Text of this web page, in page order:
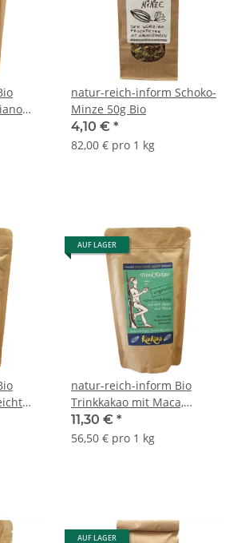
natur-reich-inform Schoko-
Minze 50g Bio
4,10 € *
82,00 € pro 1 kg
AUF LAGER
natur-reich-inform Bio
Trinkkakao mit Maca,
ungesüßt 200g
11,30 € *
56,50 € pro 1 kg
AUF LAGER